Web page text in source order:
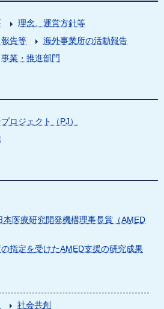
理念、運営方針等
告等
海外事業所の活動報告
事業・推進部門
ロジェクト（PJ）
本医療研究開発機構理事長賞（AMED
指定を受けたAMED支援の研究成果
社会共創